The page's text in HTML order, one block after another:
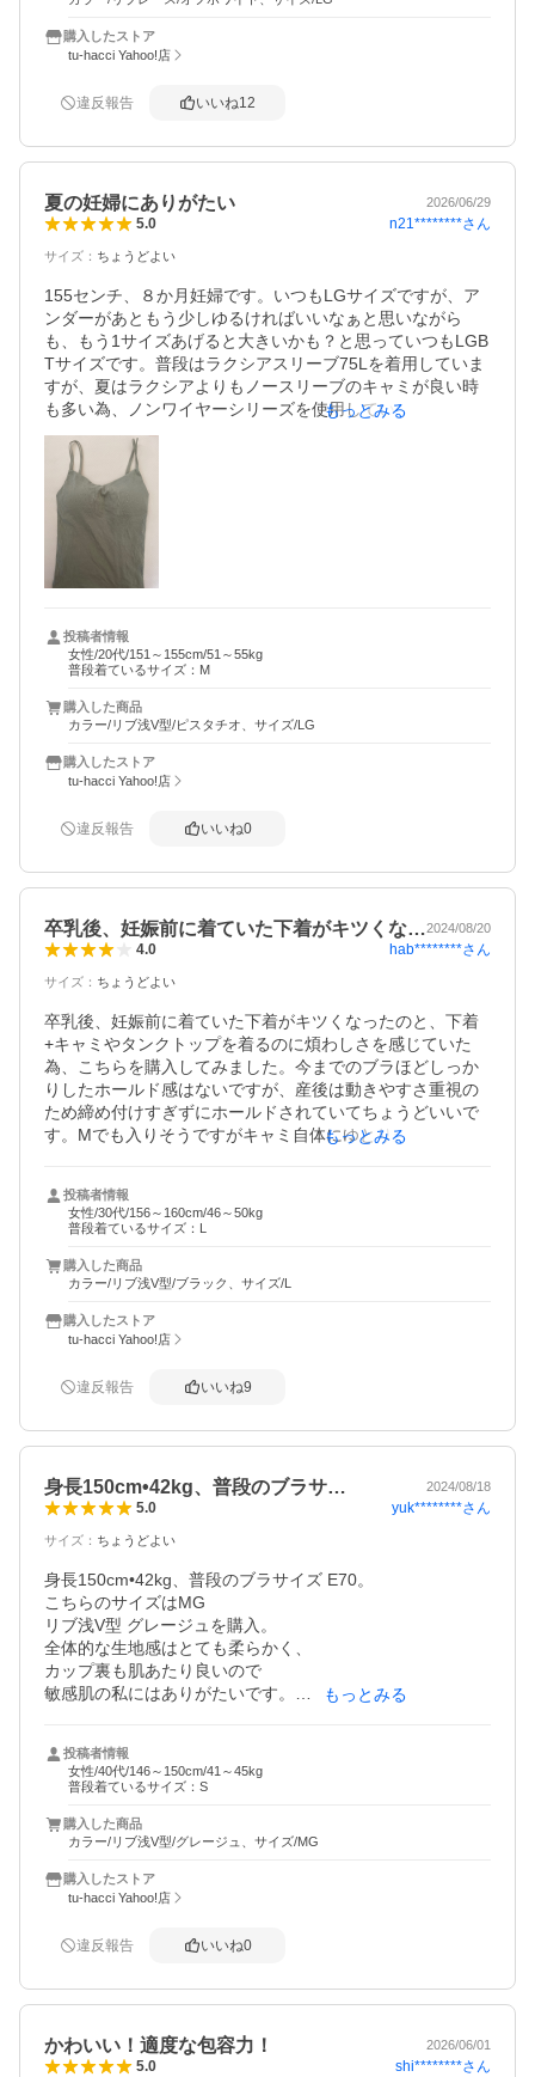
したいです。
購入したストア
tu-hacci Yahoo!店
違反報告 いいね12
夏の妊婦にありがたい 2026/06/29
5.0 n21********さん
サイズ ： ちょうどよい
155センチ、８か月妊婦です。いつもLGサイズですが、ア
ンダーがあともう少しゆるければいいなぁと思いながら
も、もう1サイズあげると大きいかも？と思っていつもLGB
Tサイズです。普段はラクシアスリーブ75Lを着用していま
すが、夏はラクシアよりもノースリーブのキャミが良い時
も多い為、ノンワイヤーシリーズを使用しています。レー
スタイプの肩紐はしっかりしていて授乳期に擦れて痛いこ
ともありましたが、こちらのリブ浅型は肩紐が細めで痛く
ないので気に入りました！レースの凹凸がトップスに響く
こともありましたが、こちらはトップスに干渉しないので
もっとみる
投稿者情報
女性/20代/151～155cm/51～55kg
普段着ているサイズ：M
購入した商品
カラー/リブ浅V型/ピスタチオ、サイズ/LG
購入したストア
tu-hacci Yahoo!店
違反報告 いいね0
卒乳後、妊娠前に着ていた下着がキツくな…2024/08/20
4.0 hab********さん
サイズ ： ちょうどよい
卒乳後、妊娠前に着ていた下着がキツくなったのと、下着
+キャミやタンクトップを着るのに煩わしさを感じていた
為、こちらを購入してみました。今までのブラほどしっか
りしたホールド感はないですが、産後は動きやすさ重視の
ため締め付けすぎずにホールドされていてちょうどいいで
す。Mでも入りそうですがキャミ自体にゆとりが欲しかっ
くうちに柔らかくなることを期待します。全体的には満足
な作りでしたので、ワイヤー入りも試してみたいと思いま
もっとみる
投稿者情報
女性/30代/156～160cm/46～50kg
普段着ているサイズ：L
購入した商品
カラー/リブ浅V型/ブラック、サイズ/L
購入したストア
tu-hacci Yahoo!店
違反報告 いいね9
身長150cm•42kg、普段のブラサ… 2024/08/18
5.0 yuk********さん
サイズ ： ちょうどよい
身長150cm•42kg、普段のブラサイズ E70。
こちらのサイズはMG
リブ浅V型 グレージュを購入。
全体的な生地感はとても柔らかく、
カップ裏も肌あたり良いので
敏感肌の私にはありがたいです。
大きさもサイドまで覆ってくれるので
脇肉も流れづらいです。
キツすぎず緩すぎず
丁度良いサイズ感でした。
ブラキャミといえど、
ある程度の補正効果が欲しいので
もっとみる
投稿者情報
女性/40代/146～150cm/41～45kg
普段着ているサイズ：S
購入した商品
カラー/リブ浅V型/グレージュ、サイズ/MG
購入したストア
tu-hacci Yahoo!店
違反報告 いいね0
かわいい！適度な包容力！ 2026/06/01
5.0 shi********さん